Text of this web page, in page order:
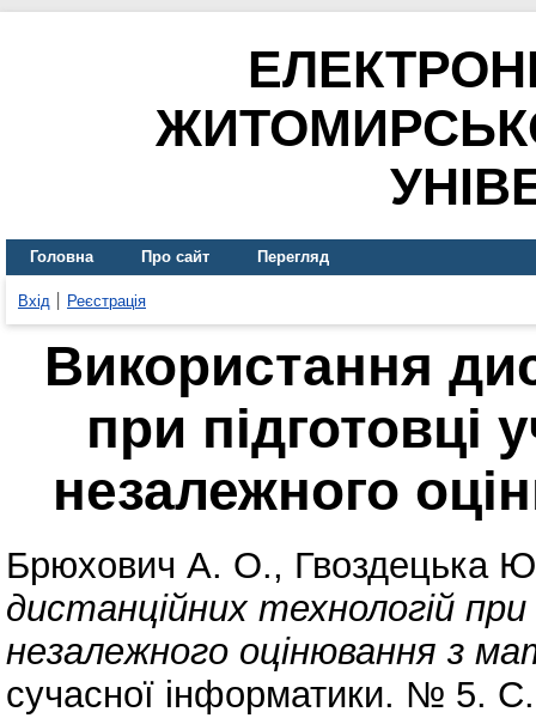
Головна Про сайт Перегляд
Вхід Реєстрація
Використання
при підготовці
незалежного
Брюхович А. О., Гвоздецька
дистанційних технологій при
незалежного оцінювання з
сучасної інформатики. № 5.